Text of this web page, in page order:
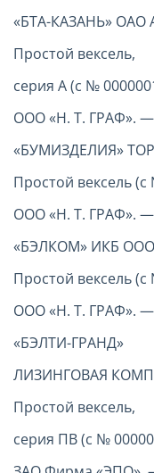
«БТА-КАЗАНЬ» ОАО
Простой вексель,
серия А (с №
ООО «Н. Т. ГРАФ».
«БУМИЗДЕЛИЯ»
Простой вексель
ООО «Н. Т. ГРАФ».
«БЭЛКОМ» ИКБ ООО
Простой вексель
ООО «Н. Т. ГРАФ».
«БЭЛТИ-ГРАНД»
ЛИЗИНГОВАЯ
Простой вексель,
серия ПВ (с №